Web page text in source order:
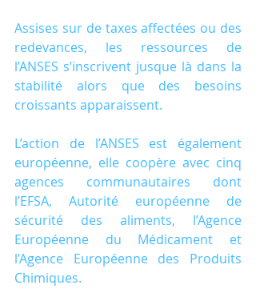
Assises sur de taxes affectées ou des
redevances, les ressources de
l’ANSES s’inscrivent jusque là dans la
stabilité alors que des besoins
croissants apparaissent.
L’action de l’ANSES est également
européenne, elle coopère avec cinq
agences communautaires dont
l’EFSA, Autorité européenne de
sécurité des aliments, l’Agence
Européenne du Médicament et
l’Agence Européenne des Produits
Chimiques.